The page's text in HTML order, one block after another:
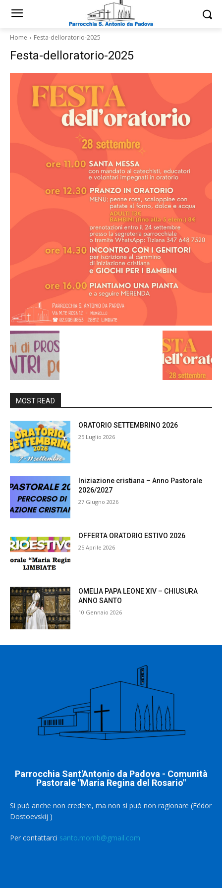
Home Festa-delloratorio-2025
Festa-delloratorio-2025
MOST READ
ORATORIO SETTEMBRINO 2026
25 Luglio 2026
Iniziazione cristiana – Anno Pastorale
2026/2027
27 Giugno 2026
OFFERTA ORATORIO ESTIVO 2026
25 Aprile 2026
OMELIA PAPA LEONE XIV – CHIUSURA
ANNO SANTO
10 Gennaio 2026
Parrocchia Sant'Antonio da Padova - Comunità
Pastorale "Maria Regina del Rosario"
Si può anche non credere, ma non si può non ragionare (Fëdor
Dostoevskij )
Per contattarci santo.momb@gmail.com